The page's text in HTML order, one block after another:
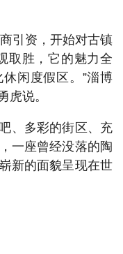
引资，开始对古镇
取胜，它的魅力全
闲度假区。”淄博
虎说。
、多彩的街区、充
一座曾经没落的陶
新的面貌呈现在世